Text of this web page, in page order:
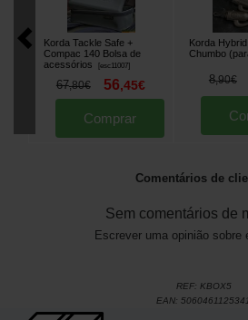
Korda Tackle Safe +
Compac 140 Bolsa de
acessórios
[esc11007]
67,80€ 56,45€
Comprar
Korda
Chumbo
8,90€
Comentários de
Sem comentários de
Escrever uma opinião sobre
REF: KBOX5
EAN: 5060461125341